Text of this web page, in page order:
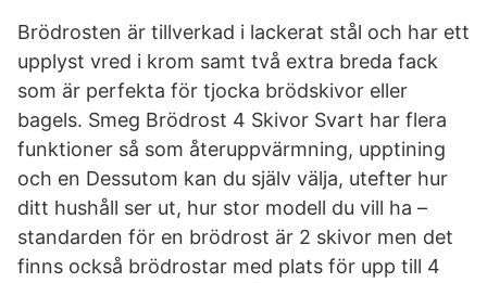
Brödrosten är tillverkad i lackerat stål och har ett
upplyst vred i krom samt två extra breda fack
som är perfekta för tjocka brödskivor eller
bagels. Smeg Brödrost 4 Skivor Svart har flera
funktioner så som återuppvärmning, upptining
och en Dessutom kan du själv välja, utefter hur
ditt hushåll ser ut, hur stor modell du vill ha –
standarden för en brödrost är 2 skivor men det
finns också brödrostar med plats för upp till 4